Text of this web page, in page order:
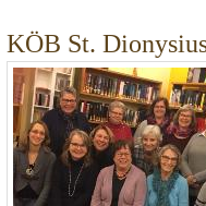
KÖB St.